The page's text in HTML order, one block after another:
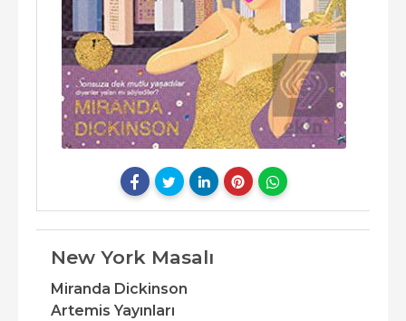
New York Masalı
Miranda Dickinson
Artemis Yayınları